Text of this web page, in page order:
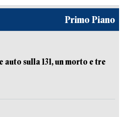
Primo Piano
sulla 131, un morto e tre